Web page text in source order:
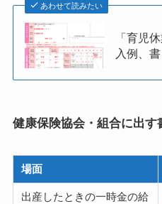
あわせて読みたい
「育児
入例、
健康保険協会・組合に出す
場面
出産したときの一時金の給